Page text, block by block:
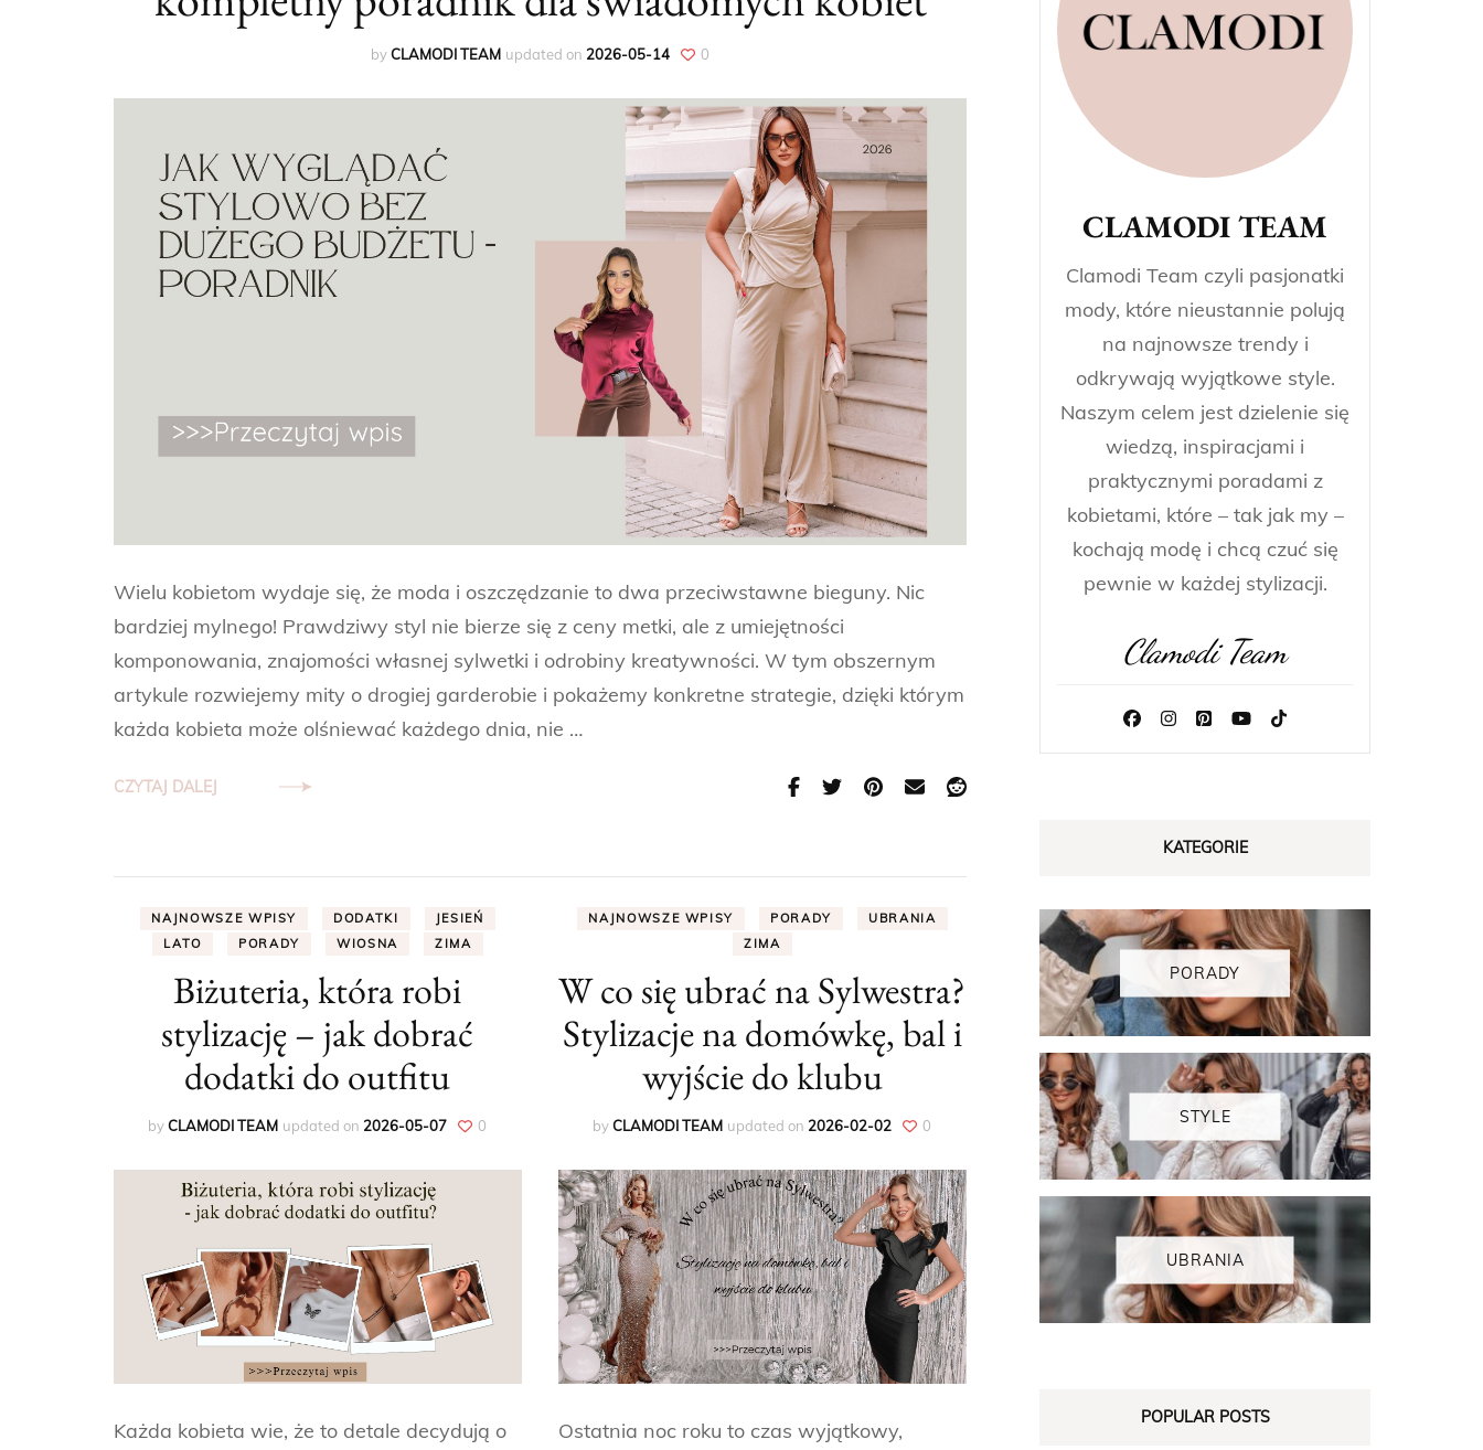
ZIMA
byCLAMODI TEAM updated on 2026-05-14 0
Wielu kobietom wydaje się, że moda i oszczędzanie to dwa przeciwstawne bieguny. Nic
bardziej mylnego! Prawdziwy styl nie bierze się z ceny metki, ale z umiejętności
komponowania, znajomości własnej sylwetki i odrobiny kreatywności. W tym obszernym
artykule rozwiejemy mity o drogiej garderobie i pokażemy konkretne strategie, dzięki którym
każda kobieta może olśniewać każdego dnia, nie …
CZYTAJ DALEJ
NAJNOWSZE WPISY DODATKI
JESIEŃ
LATO
PORADY WIOSNA ZIMA
Biżuteria, która robi
stylizację – jak dobrać
dodatki do outfitu
byCLAMODI TEAM updated on 2026-05-07 0
Każda kobieta wie, że to detale decydują o
NAJNOWSZE WPISY PORADY
UBRANIA
ZIMA
W co się ubrać na Sylwestra?
Stylizacje na domówkę, bal i
wyjście do klubu
byCLAMODI TEAM updated on 2026-02-02 0
Ostatnia noc roku to czas wyjątkowy,
CLAMODI TEAM
Clamodi Team czyli pasjonatki
mody, które nieustannie polują
na najnowsze trendy i
odkrywają wyjątkowe style.
Naszym celem jest dzielenie się
wiedzą, inspiracjami i
praktycznymi poradami z
kobietami, które – tak jak my –
kochają modę i chcą czuć się
pewnie w każdej stylizacji.
Clamodi Team
KATEGORIE
PORADY
STYLE
UBRANIA
POPULAR POSTS